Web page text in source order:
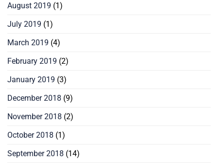
August 2019 (1)
July 2019 (1)
March 2019 (4)
February 2019 (2)
January 2019 (3)
December 2018 (9)
November 2018 (2)
October 2018 (1)
September 2018 (14)